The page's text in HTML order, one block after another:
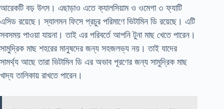
আরেকটি বড় উৎস। এছাড়াও এতে ক্যালসিয়াম ও ওমেগা ৩ ফ্যাটি
এসিড রয়েছে। স্যালমন ফিসে প্রচুর পরিমাণে ভিটামিন ডি রয়েছে। এটি
সবসময় পাওয়া যায়না। তাই এর পরিবর্তে আপনি টুনা মাছ খেতে পারেন।
সামুদ্রিক মাছ শহরের মানুষদের জন্য সহজলভ্য নয়। তাই যাদের
সামর্থ্য আছে তারা ভিটামিন ডি এর অভাব পূরণের জন্য সামুদ্রিক মাছ
খাদ্য তালিকায় রাখতে পারেন।